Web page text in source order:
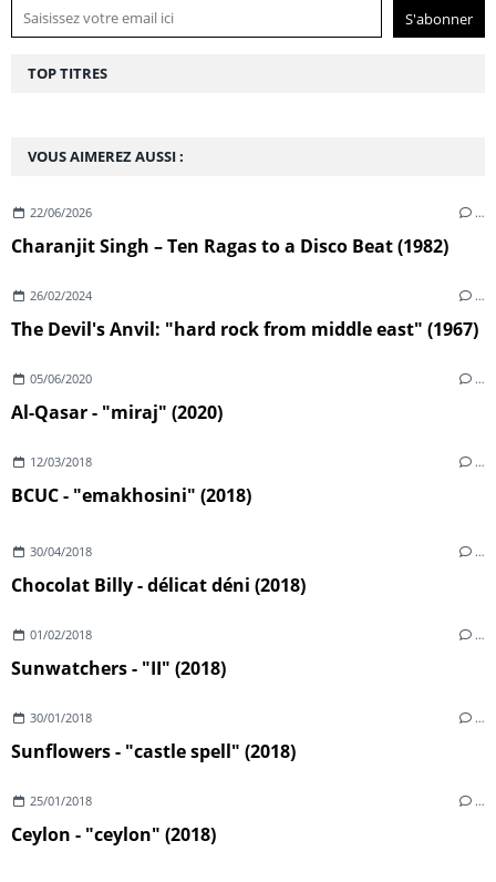
VOUS AIMEREZ AUSSI :
22/06/2026 …
Charanjit Singh – Ten Ragas to a Disco Beat (1982)
26/02/2024 …
The Devil's Anvil: "hard rock from middle east" (1967)
05/06/2020 …
Al-Qasar - "miraj" (2020)
12/03/2018 …
BCUC - "emakhosini" (2018)
30/04/2018 …
Chocolat Billy - délicat déni (2018)
01/02/2018 …
Sunwatchers - "II" (2018)
30/01/2018 …
Sunflowers - "castle spell" (2018)
25/01/2018 …
Ceylon - "ceylon" (2018)
TOP TITRES